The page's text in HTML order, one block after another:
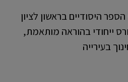
הספר היסודיים בראשון לציון
ייחודי בהוראה מותאמת,
בעירייה